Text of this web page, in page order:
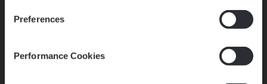
Preferences
Performance Cookies